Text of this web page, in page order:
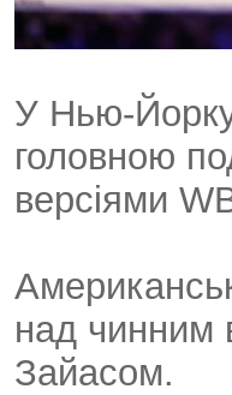
У Нью-Йорку
головною
версіями
над чинним
Зайасом.